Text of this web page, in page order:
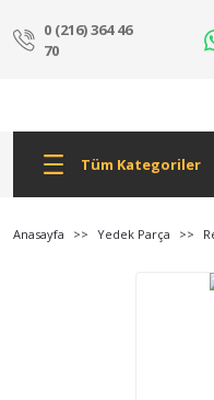
0 (216) 364 46
70
Tüm Kategoriler
Anasayfa Yedek Parça